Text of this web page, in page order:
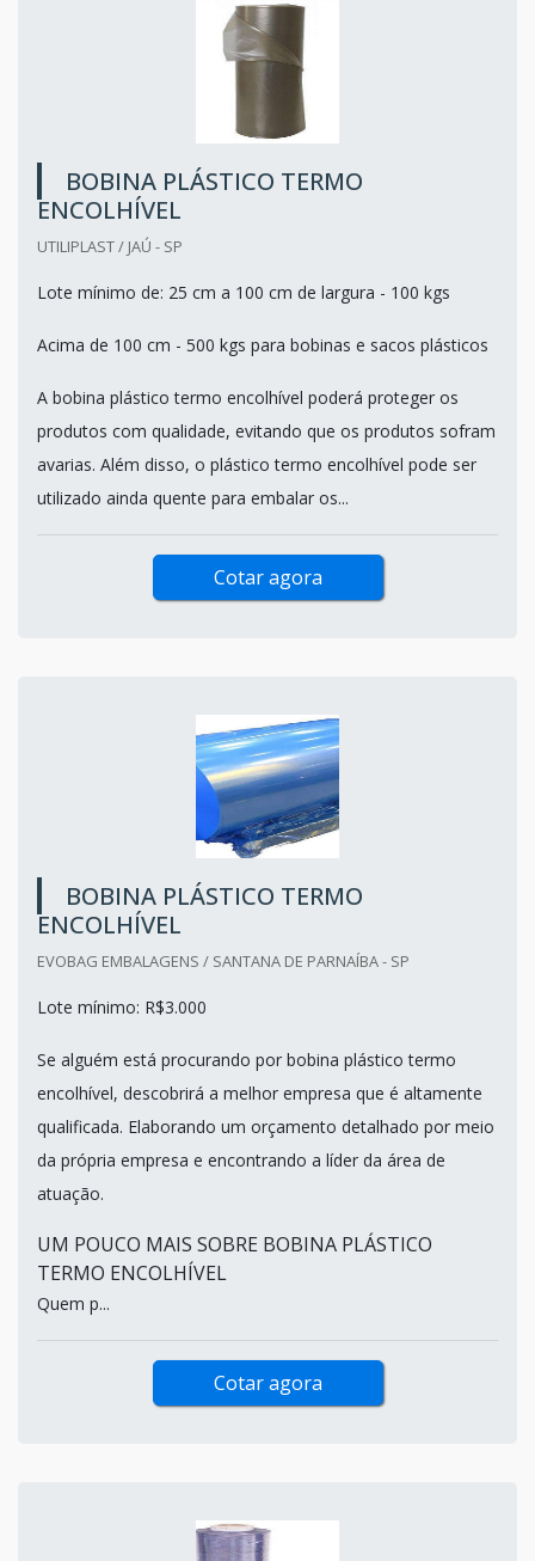
BOBINA PLÁSTICO TERMO
ENCOLHÍVEL
UTILIPLAST / JAÚ - SP
Lote mínimo de: 25 cm a 100 cm de largura - 100 kgs
Acima de 100 cm - 500 kgs para bobinas e sacos plásticos
A bobina plástico termo encolhível poderá proteger os
produtos com qualidade, evitando que os produtos sofram
avarias. Além disso, o plástico termo encolhível pode ser
utilizado ainda quente para embalar os...
Cotar agora
BOBINA PLÁSTICO TERMO
ENCOLHÍVEL
EVOBAG EMBALAGENS / SANTANA DE PARNAÍBA - SP
Lote mínimo: R$3.000
Se alguém está procurando por bobina plástico termo
encolhível, descobrirá a melhor empresa que é altamente
qualificada. Elaborando um orçamento detalhado por meio
da própria empresa e encontrando a líder da área de
atuação.
UM POUCO MAIS SOBRE BOBINA PLÁSTICO
TERMO ENCOLHÍVEL
Quem p...
Cotar agora